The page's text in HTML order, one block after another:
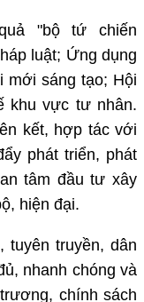
"bộ tứ chiến
luật; Ứng dụng
mới sáng tạo; Hội
khu vực tư nhân.
kết, hợp tác với
phát triển, phát
tâm đầu tư xây
hiện đại.
tuyên truyền, dân
nhanh chóng và
chính sách